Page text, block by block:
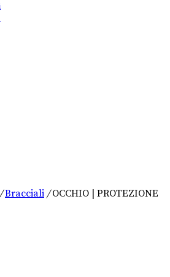
/ Bracciali /OCCHIO | PROTEZIONE